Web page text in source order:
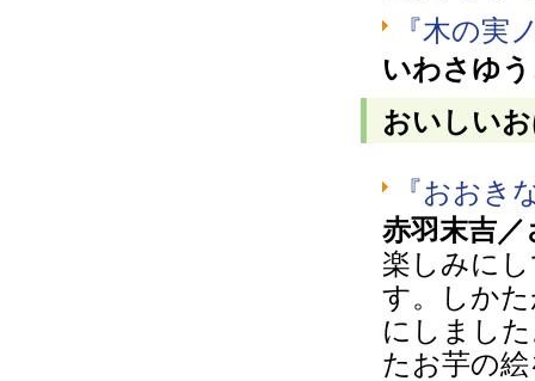
『木の実
いわさゆ
おいしい
『おおき
赤羽末吉
楽しみに
す。しか
にしまし
たお芋の